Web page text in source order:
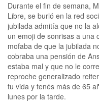
Durante el fin de semana,
Libre, se burló en la red
jubilada admitía que no la
un emoji de sonrisas a una
mofaba de que la jubilada
cobraba una pensión de
estaba mal y que no le
reproche generalizado
tu vida y tenés más de 65
lunes por la tarde.